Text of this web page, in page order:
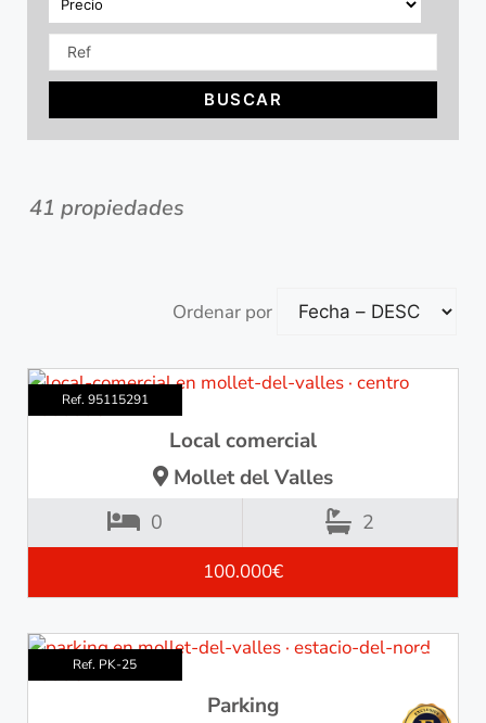
BUSCAR
41 propiedades
Ordenar por
Ref. 95115291
Local comercial
Mollet del Valles
0 2
100.000€
Ref. PK-25
Parking